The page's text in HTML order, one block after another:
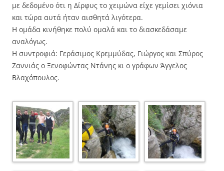
με δεδομένο ότι η Δίρφυς το χειμώνα είχε γεμίσει χιόνια
και τώρα αυτά ήταν αισθητά λιγότερα.
Η ομάδα κινήθηκε πολύ ομαλά και το διασκεδάσαμε
αναλόγως.
Η συντροφιά: Γεράσιμος Κρεμμύδας, Γιώργος και Σπύρος
Ζαννιάς ο Ξενοφώντας Ντάνης κι ο γράφων Άγγελος
Βλαχόπουλος.